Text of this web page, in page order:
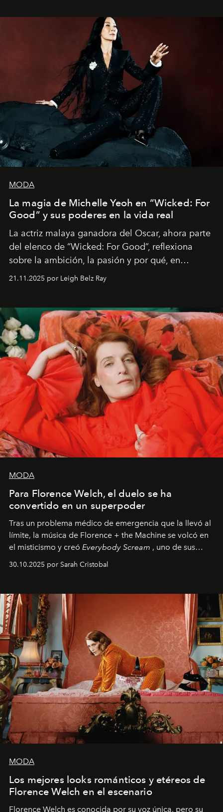
dirigida por Maggie Gyllenhaal.
MODA
La magia de Michelle Yeoh en “Wicked: For
Good” y sus poderes en la vida real
La actriz malaya ganadora del Oscar, ahora parte
del elenco de “Wicked: For Good”, reflexiona
sobre la ambición, la pasión y por qué, en
ocasiones, la introspección puede esperar. “Es
importa si no lo entienden’”, confiesa.
21.11.2025 por Leigh Belz Ray
MODA
Para Florence Welch, el duelo se ha
convertido en un superpoder
Tras un problema médico de emergencia que la llevó al
límite, la música de Florence + the Machine se volcó en
el misticismo y creó Everybody Scream , uno de sus
álbumes más profundos hasta la fecha.
30.10.2025 por Sarah Cristobal
MODA
Los mejores looks románticos y etéreos de
Florence Welch en el escenario
Florence Welch es conocida por su voz única, pero su